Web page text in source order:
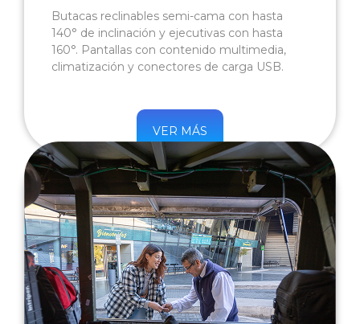
Butacas reclinables semi-cama con hasta
140° de inclinación y ejecutivas con hasta
160°. Pantallas con contenido multimedia,
climatización y conectores de carga USB.
VER MÁS